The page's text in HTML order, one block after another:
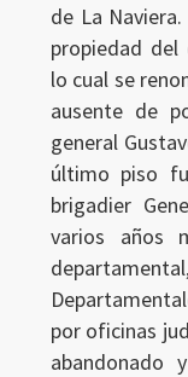
de La
propiedad
lo cual se
ausente de
general
último piso
brigadier
varios años
por oficinas
abandonado